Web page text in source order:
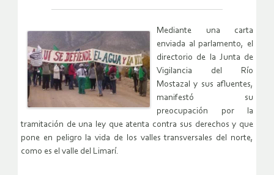
Mediante una carta
enviada al parlamento, el
directorio de la Junta de
Vigilancia del Río
Mostazal y sus afluentes,
manifestó su
preocupación por la
tramitación de una ley que atenta contra sus derechos y que
pone en peligro la vida de los valles transversales del norte,
como es el valle del Limarí.